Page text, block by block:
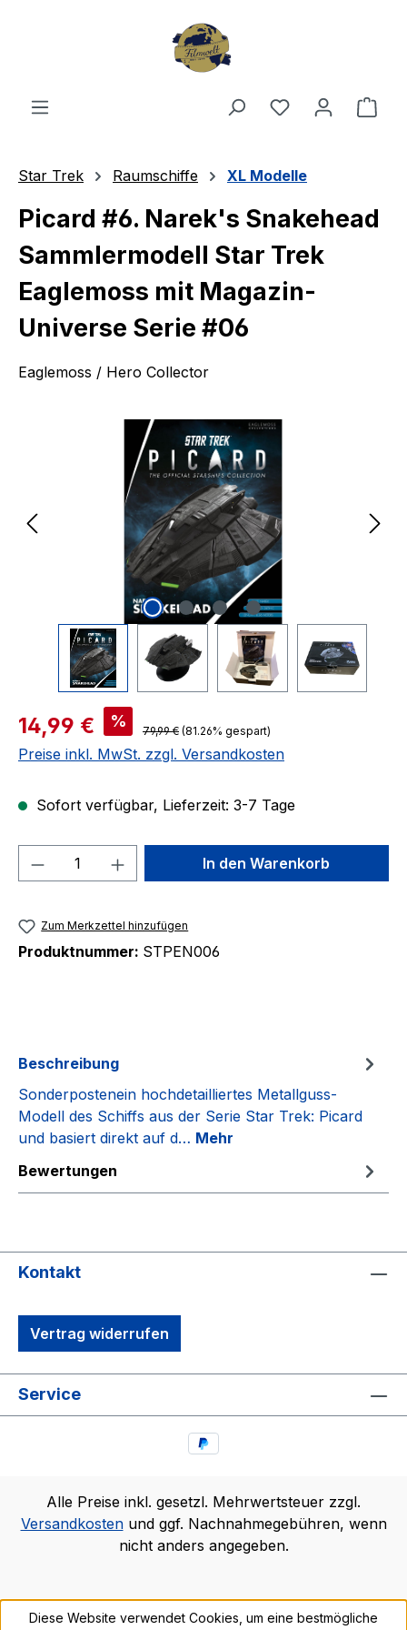
Du hast 0
Star Trek Raumschiffe XL Modelle
Picard #6. Narek's Snakehead
Sammlermodell Star Trek
Eaglemoss mit Magazin-
Universe Serie #06
Eaglemoss / Hero Collector
Verkaufspreis:
14,99 € % Regulärer Preis:
79,99 € (81.26% gespart)
Preise inkl. MwSt. zzgl. Versandkosten
Sofort verfügbar, Lieferzeit: 3-7 Tage
Produkt Anzahl: Gib denIn den Warenkorb
Zum Merkzettel hinzufügen
Produktnummer: STPEN006
Beschreibung
Sonderpostenein hochdetailliertes Metallguss-
Modell des Schiffs aus der Serie Star Trek: Picard
und basiert direkt auf d… Mehr
Bewertungen
Kontakt
Vertrag widerrufen
Service
Alle Preise inkl. gesetzl. Mehrwertsteuer zzgl.
Versandkostenund ggf. Nachnahmegebühren, wenn
nicht anders angegeben.
Diese Website verwendet Cookies, um eine bestmögliche